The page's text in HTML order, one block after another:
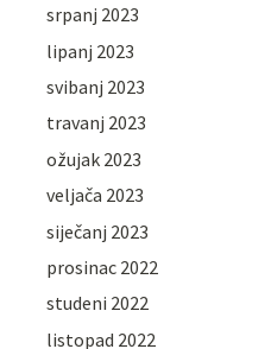
srpanj 2023
lipanj 2023
svibanj 2023
travanj 2023
ožujak 2023
veljača 2023
siječanj 2023
prosinac 2022
studeni 2022
listopad 2022